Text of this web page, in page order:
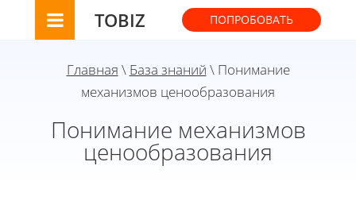
TOBIZ ПОПРОБОВАТЬ
Главная \ База знаний \ Понимание
механизмов ценообразования
Понимание механизмов
ценообразования